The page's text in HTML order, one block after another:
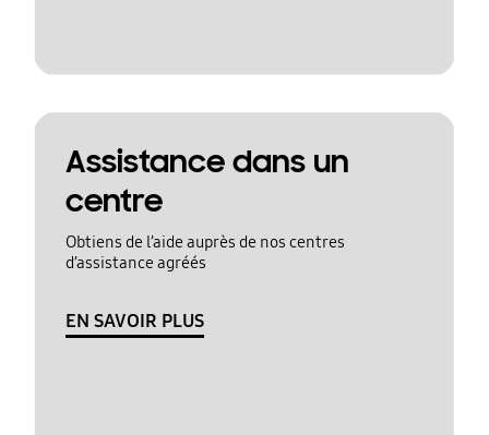
Assistance dans un
centre
Obtiens de l’aide auprès de nos centres
d’assistance agréés
EN SAVOIR PLUS